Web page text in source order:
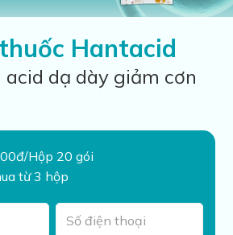
Hantacid
dạ dày giảm cơn
Hộp 20 gói
từ 3 hộp